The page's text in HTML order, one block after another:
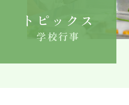
よくある質問
トピックス
学校行事